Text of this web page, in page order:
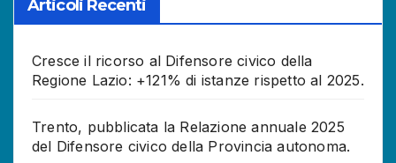
Articoli Recenti
Cresce il ricorso al Difensore civico della
Regione Lazio: +121% di istanze rispetto al 2025.
Trento, pubblicata la Relazione annuale 2025
del Difensore civico della Provincia autonoma.